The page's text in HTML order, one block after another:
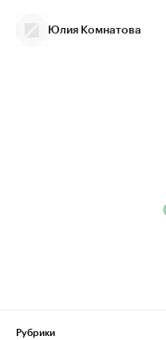
Юлия Комнатова
Рубрики